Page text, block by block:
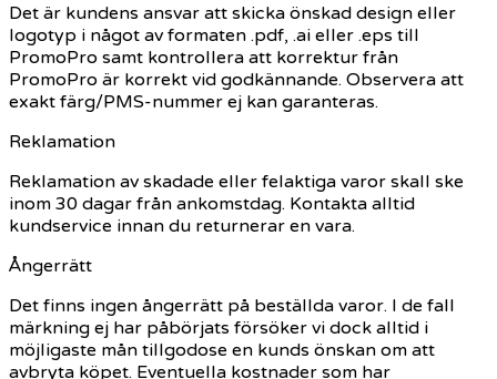
Det är kundens ansvar att skicka önskad design eller
logotyp i något av formaten .pdf, .ai eller .eps till
PromoPro samt kontrollera att korrektur från
PromoPro är korrekt vid godkännande. Observera att
exakt färg/PMS-nummer ej kan garanteras.
Reklamation
Reklamation av skadade eller felaktiga varor skall ske
inom 30 dagar från ankomstdag. Kontakta alltid
kundservice innan du returnerar en vara.
Ångerrätt
Det finns ingen ångerrätt på beställda varor. I de fall
märkning ej har påbörjats försöker vi dock alltid i
möjligaste mån tillgodose en kunds önskan om att
avbryta köpet. Eventuella kostnader som har